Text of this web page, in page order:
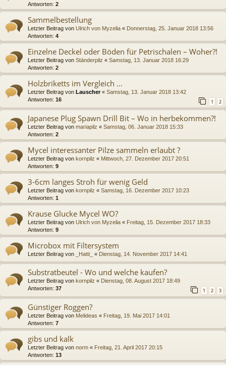
Antworten: 2
Sammelbestellung
Letzter Beitrag von Ulrich von Myzelia « Donnerstag, 25. Januar 2018 13:56
Antworten: 4
Einzelne Deckel oder Böden für Petrischalen – Woher?!
Letzter Beitrag von Ständerpilz « Samstag, 13. Januar 2018 16:29
Antworten: 2
Holzbriketts im Vergleich ...
Letzter Beitrag von Lauscher« Samstag, 13. Januar 2018 13:42
Antworten: 16 1 2
Japanese Plug Spawn Drill Bit – Wo in herbekommen?!
Letzter Beitrag von mariapilz « Samstag, 06. Januar 2018 15:33
Antworten: 2
Mycel interessanter Pilze sammeln erlaubt ?
Letzter Beitrag von kornpilz « Mittwoch, 27. Dezember 2017 20:51
Antworten: 9
3-6cm langes Stroh für wenig Geld
Letzter Beitrag von kornpilz « Samstag, 16. Dezember 2017 10:23
Antworten: 1
Krause Glucke Mycel WO?
Letzter Beitrag von Ulrich von Myzelia « Freitag, 15. Dezember 2017 18:33
Antworten: 9
Microbox mit Filtersystem
Letzter Beitrag von _Hatti_ « Dienstag, 14. November 2017 14:41
Substratbeutel - Wo und welche kaufen?
Letzter Beitrag von kornpilz « Dienstag, 08. August 2017 18:49
Antworten: 37 1 2 3
Günstiger Roggen?
Letzter Beitrag von Melideas « Freitag, 19. Mai 2017 14:01
Antworten: 7
gibs und kalk
Letzter Beitrag von norm « Freitag, 21. April 2017 20:15
Antworten: 13